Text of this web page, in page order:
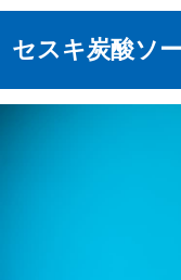
セスキ炭酸ソ